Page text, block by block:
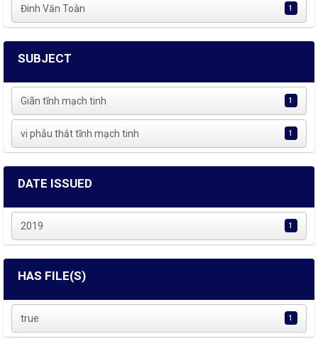
Đinh Văn Toàn 1
SUBJECT
Giãn tĩnh mạch tinh 1
vi phẫu thắt tĩnh mạch tinh 1
DATE ISSUED
2019 1
HAS FILE(S)
true 1